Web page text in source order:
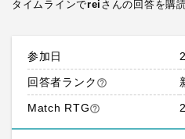
タイムラインでrei さんの回答を購
参加日
回答者ランク help_outline
Match RTGhelp_outline